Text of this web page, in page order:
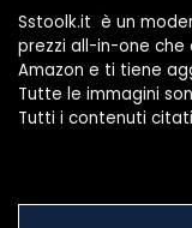
Sstoolk.it è un
prezzi all-in-one
Amazon e ti tiene
Tutte le immagini
Tutti i contenuti